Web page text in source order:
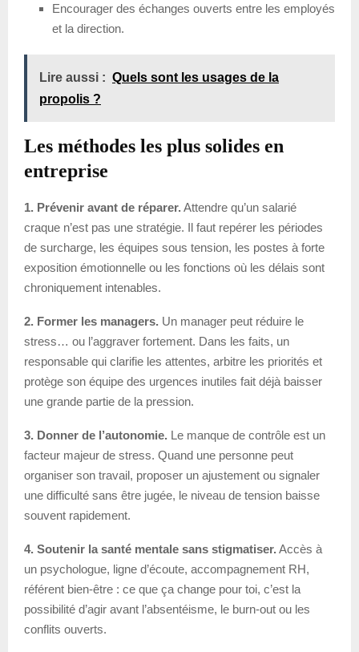
Encourager des échanges ouverts entre les employés
et la direction.
Lire aussi : Quels sont les usages de la
propolis ?
Les méthodes les plus solides en
entreprise
1. Prévenir avant de réparer. Attendre qu’un salarié
craque n’est pas une stratégie. Il faut repérer les périodes
de surcharge, les équipes sous tension, les postes à forte
exposition émotionnelle ou les fonctions où les délais sont
chroniquement intenables.
2. Former les managers. Un manager peut réduire le
stress… ou l’aggraver fortement. Dans les faits, un
responsable qui clarifie les attentes, arbitre les priorités et
protège son équipe des urgences inutiles fait déjà baisser
une grande partie de la pression.
3. Donner de l’autonomie. Le manque de contrôle est un
facteur majeur de stress. Quand une personne peut
organiser son travail, proposer un ajustement ou signaler
une difficulté sans être jugée, le niveau de tension baisse
souvent rapidement.
4. Soutenir la santé mentale sans stigmatiser. Accès à
un psychologue, ligne d’écoute, accompagnement RH,
référent bien-être : ce que ça change pour toi, c’est la
possibilité d’agir avant l’absentéisme, le burn-out ou les
conflits ouverts.